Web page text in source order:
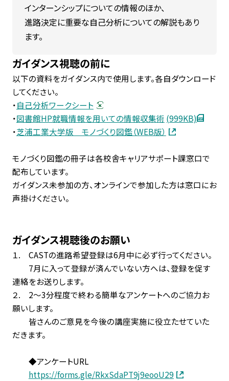
受験生 在学生・保証人
一般
インターンシップについての情報のほか、
進路決定に重要な自己分析についての解説もあり
ます。
ガイダンス視聴の前に
以下の資料をガイダンス内で使用します。各自ダウンロード
してください。
・自己分析ワークシート
・図書館HP就職情報を用いての情報収集術 (999KB)
・芝浦工業大学版 モノづくり図鑑（WEB版）
モノづくり図鑑の冊子は各校舎キャリアサポート課窓口で
配布しています。
ガイダンス未参加の方、オンラインで参加した方は窓口にお
声掛けください。
ガイダンス視聴後のお願い
１. CASTの進路希望登録は6月中に必ず行ってください。
7月に入って登録が済んでいない方へは、登録を促す
連絡をお送りします。
２. 2〜3分程度で終わる簡単なアンケートへのご協力お
願いします。
皆さんのご意見を今後の講座実施に役立たせていた
だきます。
◆アンケートURL
https://forms.gle/RkxSdaPT9j9eooU29